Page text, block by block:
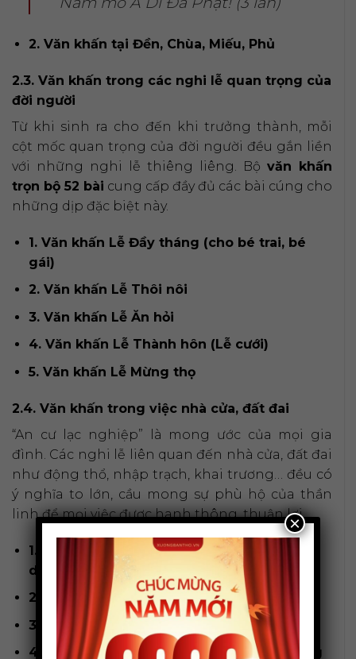
2. Văn khấn tại Đền, Chùa, Miếu, Phủ
2.3. Văn khấn trong các nghi lễ quan trọng của
đời người
Từ khi sinh ra cho đến khi trưởng thành, mỗi
cột mốc quan trọng của đời người đều gắn liền
với những nghi lễ thiêng liêng. Bộ văn khấn
trọn bộ 52 bài cung cấp đầy đủ các bài cúng cho
những dịp đặc biệt này.
1. Văn khấn Lễ Đầy tháng (cho bé trai, bé
gái)
2. Văn khấn Lễ Thôi nôi
3. Văn khấn Lễ Ăn hỏi
4. Văn khấn Lễ Thành hôn (Lễ cưới)
5. Văn khấn Lễ Mừng thọ
2.4. Văn khấn trong việc nhà cửa, đất đai
“An cư lạc nghiệp” là mong ước của mọi gia
đình. Các nghi lễ liên quan đến nhà cửa, đất đai
như động thổ, nhập trạch, khai trương… đều có
ý nghĩa to lớn, cầu mong sự phù hộ của thần
linh để mọi việc được hanh thông, thuận lợi.
1. Văn khấn Lễ Động thổ (khởi công xây
dựng)
2. Văn khấn Lễ Cất nóc (Gác đòn dông)
3. Văn khấn Lễ Nhập trạch (về nhà mới)
4. Văn khấn Lễ Khai trương cửa hàng, công
×